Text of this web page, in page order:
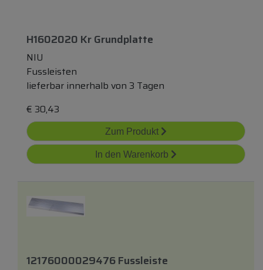
H1602020 Kr Grundplatte
NIU
Fussleisten
lieferbar innerhalb von 3 Tagen
€ 30,43
Zum Produkt
In den Warenkorb
12176000029476 Fussleiste